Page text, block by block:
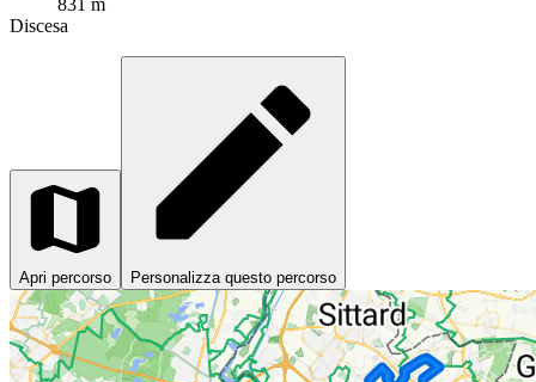
831 m
Discesa
Apri percorso Personalizza questo percorso